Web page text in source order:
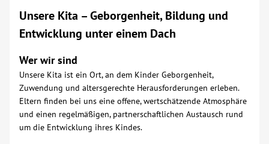
Menschen mit Behinderung
Beratung & Hilfe
Begegnung
Bildung
Unsere Kita – Geborgenheit, Bildung und
Entwicklung unter einem Dach
Wer wir sind
Unsere Kita ist ein Ort, an dem Kinder Geborgenheit,
Zuwendung und altersgerechte Herausforderungen erleben.
Eltern finden bei uns eine offene, wertschätzende Atmosphäre
und einen regelmäßigen, partnerschaftlichen Austausch rund
um die Entwicklung ihres Kindes.